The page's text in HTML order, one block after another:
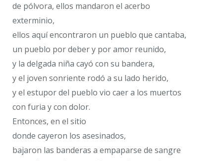
de pólvora, ellos mandaron el acerbo
exterminio,
ellos aquí encontraron un pueblo que cantaba,
un pueblo por deber y por amor reunido,
y la delgada niña cayó con su bandera,
y el joven sonriente rodó a su lado herido,
y el estupor del pueblo vio caer a los muertos
con furia y con dolor.
Entonces, en el sitio
donde cayeron los asesinados,
bajaron las banderas a empaparse de sangre